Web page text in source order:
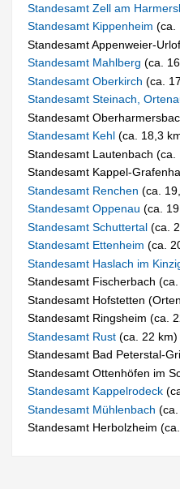
Standesamt Zell am
Standesamt Kippenheim(ca.
Standesamt Appenweier-
Standesamt Mahlberg(ca.
Standesamt Oberkirch(ca.
Standesamt Steinach,
Standesamt
Standesamt Kehl(ca. 18,3
Standesamt Lautenbach (ca.
Standesamt Kappel-
Standesamt Renchen(ca.
Standesamt Oppenau(ca.
Standesamt Schuttertal(ca.
Standesamt Ettenheim(ca.
Standesamt Haslach im
Standesamt Fischerbach
Standesamt Hofstetten
Standesamt Ringsheim (ca.
Standesamt Rust(ca. 22 km)
Standesamt Bad Peterstal-
Standesamt Ottenhöfen im
Standesamt Kappelrodeck
Standesamt Mühlenbach
Standesamt Herbolzheim